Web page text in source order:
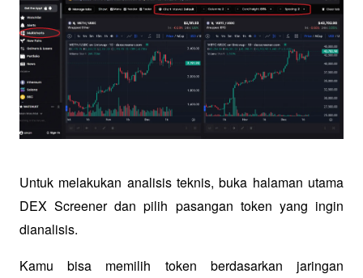
Untuk melakukan analisis teknis, buka halaman utama
DEX Screener dan pilih pasangan token yang ingin
dianalisis.
Kamu bisa memilih token berdasarkan jaringan